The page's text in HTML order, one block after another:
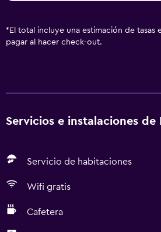
* El total incluye una estimación de tasas
pagar al hacer check-out.
Servicios e instalaciones de
Servicio de habitaciones
Wifi gratis
Cafetera